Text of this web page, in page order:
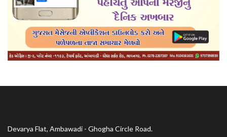
Devarya Flat, Ambawadi - Ghogha Circle Road.